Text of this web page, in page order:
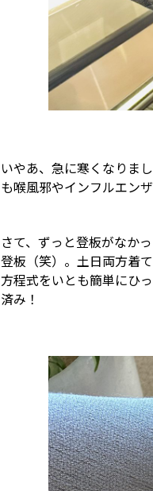
いやあ、急に寒くなりま
も喉風邪やインフルエン
さて、ずっと登板がなか
登板（笑）。土日両方着
方程式をいとも簡単にひ
済み！